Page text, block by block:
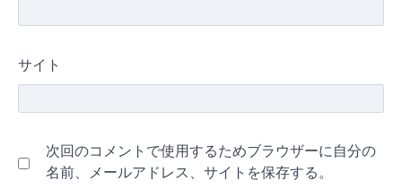
サイト
次回のコメントで使用するためブラウザーに自分の
名前、メールアドレス、サイトを保存する。